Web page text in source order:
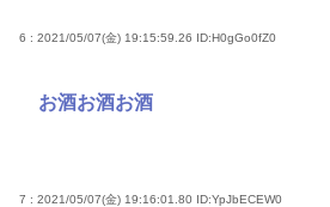
6 : 2021/05/07(金) 19:15:59.26 ID:H0gGo0fZ0
お酒お酒お酒
7 : 2021/05/07(金) 19:16:01.80 ID:YpJbECEW0